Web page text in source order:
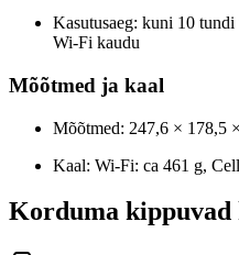
Kasutusaeg: kuni 10
Wi-Fi kaudu
Mõõtmed ja kaal
Mõõtmed: 247,6 × 178,5
Kaal: Wi-Fi: ca 461 g,
Korduma kippuvad